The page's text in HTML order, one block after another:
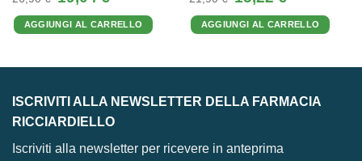
prezzo
originale
era:
26,90 €.
prezzo
attuale
è:
19,04 €.
AGGIUNGI AL CARRELLO
prezzo
originale
era:
21,90 €.
prezzo
attuale
è:
15,22 €.
AGGIUNGI AL CARRELLO
ISCRIVITI ALLA NEWSLETTER DELLA FARMACIA
RICCIARDIELLO
Iscriviti alla newsletter per ricevere in anteprima